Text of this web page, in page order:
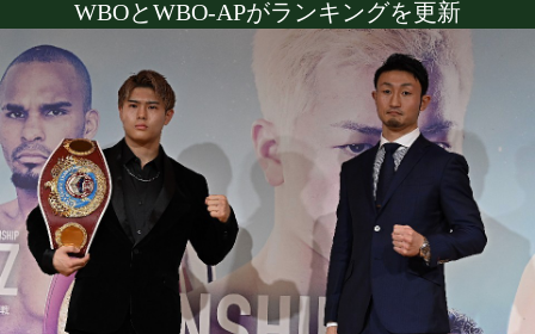
試合日程 試合結果 練習動画 ランキング
[最新ランキング]2023.3.30
WBOとWBO-APがランキングを更